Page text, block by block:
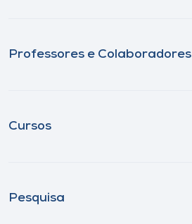
Professores e Colaboradores
Cursos
Pesquisa